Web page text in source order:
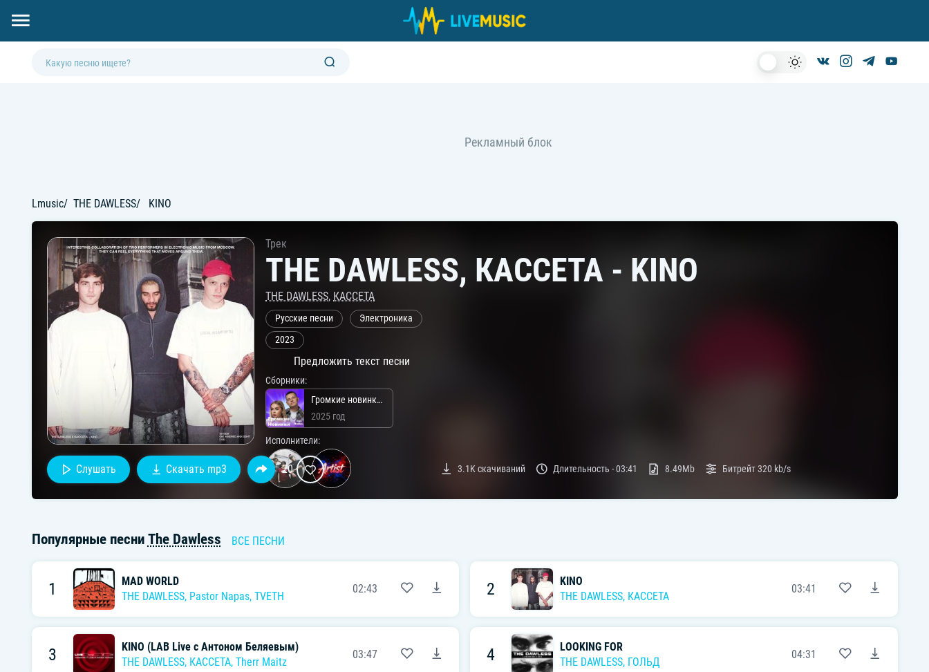
Lmusic THE DAWLESS KINO
Трек
THE DAWLESS, КАССЕТА - KINO
THE DAWLESS, КАССЕТА
Русские песни
Электроника
2023
Предложить текст песни
Сборники:
Громкие новинки: Январь 2025
2025 год
Исполнители:
Слушать Скачать mp3 20 3.1Kскачиваний Длительность -03:41 8.49Mb Битрейт320 kb/s
Популярные песни The Dawless ВСЕ ПЕСНИ
1
MAD WORLD
THE DAWLESS, Pastor Napas, TVETH
02:43 2
KINO
THE DAWLESS, КАССЕТА
03:41
3
KINO (LAB Live с Антоном Беляевым)
THE DAWLESS, КАССЕТА, Therr Maitz
03:47 4
LOOKING FOR
THE DAWLESS, ГОЛЬД
04:31